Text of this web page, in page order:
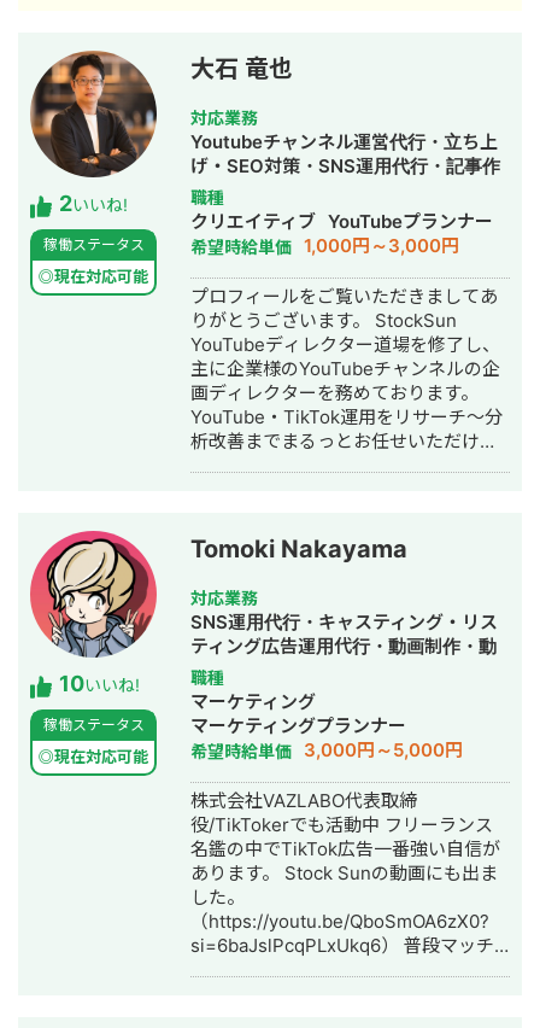
対策を1人で担当し、月間アクセス数を
約7倍(3,000→約22,000)、月間問い合
わせ件数を1件から4〜5件まで成長。
・人材系SEOメディアにてKW「商標名
+評判」で1位、「転職エージェント お
すすめ」で10位以内を獲得。
#YouTube ・法人向けYouTubeチャン
ネル運営に立ち上げ時から携わり、チ
ャンネル登録者数4,000人、月間商談獲
得10〜15件達成。 →企画、台本作成、
撮影、編集、分析全て担当。 ■ 主な経
験業界 ・買取サービス ・不用品回収
・人材紹介：toC/toBいずれも経験あり
・営業代行 ・SaaS ・広告代理店 ・飲
食店 ・官公庁
26歳で退職。国家資格取得を目指し医
療短期大学へ入学。 ■ 柔道整復師 国
家資格取得・整形外科入職 資格取得
後、岐阜県内の整形外科クリニックに
入職。臨床の現場で集客・経営課題を
肌で感じ、デジタルマーケティングへ
の関心が深まる。 ■ 誠美接骨院 創
業・FC学習塾 オーナー就任 岐阜県に
「誠美接骨院」を開業。県下初の取り
組みとして交通事故専門弁護士法人と
の業務提携を締結し、客単価80,000円
の高単価ビジネスモデルを確立。その
後、FC学習塾「キミノスクール岐阜
校」のオーナーとしても教育事業に参
入。自院・塾の集客でSNSやLINEを活
用したデジタルマーケティングを実
践・検証する中で、中小企業向けの
Webコンサルティング事業を開始。現
13年目） 「地域の利益を生み出し課題
解決を実現する（Regional Yield
Solution REALIZE）」をミッションに
掲げ、岐阜県を拠点に全国の中小企
業・スタートアップを対象としたSNS
プロモーション・デジタルPR戦略支援
事業を展開。 Instagram・X・
TikTok・YouTube・LINEの全SNSプラ
ットフォームに対応した一気通貫の伴
走型PR支援を提供し、累計支援実績
300社以上。Lステップ正規代理店・iス
テップ正規代理店として、LINE・
Instagramの自動化支援にも対応。 代
理店ビジネスでは1年間で174社の加盟
獲得・売上9,500万円を達成するなど、
地方発のデジタルマーケティング会社
として実績を積み上げています。
2いいね!
稼働ステータス
◎現在対応可能
大石 竜也
対応業務
Youtubeチャンネル運営代行・立ち上
げ・SEO対策・SNS運用代行・記事作
成代行・ライティング・動画制作・動
画編集・AI活用
職種
クリエイティブ YouTubeプランナー
希望時給単価 1,000円～3,000円
プロフィールをご覧いただきましてあ
りがとうございます。 StockSun
YouTubeディレクター道場を修了し、
主に企業様のYouTubeチャンネルの企
画ディレクターを務めております。
YouTube・TikTok運用をリサーチ～分
析改善までまるっとお任せいただけま
に携わる ▷2024年 フリーランスとし
て独立 └YouTube戦略立案 └動画制作
└YouTubeコンサル └TikTok運用代行
▷YouTubeスクール講師業 └株式会社
EAVALが運営するYouTubeスクール講
師 └YouTubeの伸ばし方を教えるスク
ール 【主な実績】 ・YouTube運営経験
2年半 ・動画制作本数220本以上 ・外
注実績200件以上(クラウドソーシング
サイト、オンラインサロン等) ・リサー
チからチャンネル設計、企画立案、動
画制作、分析・改善まで 一通り経験
しております クラウドワークスの発注
者ページはこちら
https://crowdworks.jp/public/employers/
◎勤務していた会社のYouTubeチャン
ネルを運用 →自社商品を販売し、教育
ステップ無しYouTubeのみの販売で
CVR20%を達成 ◎広告収益を目的とし
10いいね!
稼働ステータス
◎現在対応可能
Tomoki Nakayama
対応業務
SNS運用代行・キャスティング・リス
ティング広告運用代行・動画制作・動
画編集・漫画制作
職種
マーケティング
マーケティングプランナー
希望時給単価 3,000円～5,000円
株式会社VAZLABO代表取締
役/TikTokerでも活動中 フリーランス
名鑑の中でTikTok広告一番強い自信が
あります。 Stock Sunの動画にも出ま
した。
（https://youtu.be/QboSmOA6zX0?
si=6baJslPcqPLxUkq6） 普段マッチ